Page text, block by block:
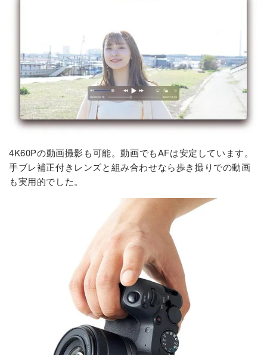
4K60Pの動画撮影も可能。動画でもAFは安定しています。
手ブレ補正付きレンズと組み合わせなら歩き撮りでの動画
も実用的でした。